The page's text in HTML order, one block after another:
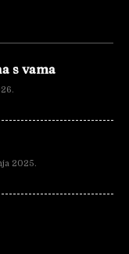
s vama
2025.